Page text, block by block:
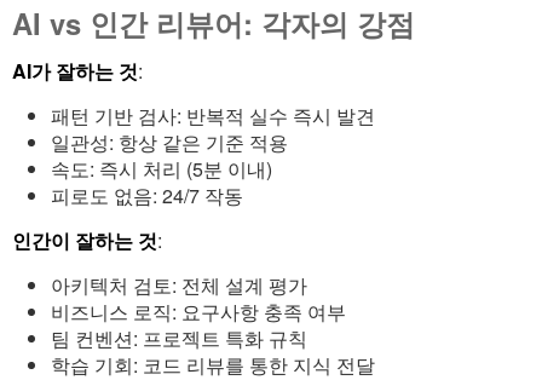
AI vs 인간 리뷰어: 각자의 강점
AI가 잘하는 것:
패턴 기반 검사: 반복적 실수 즉시 발견
일관성: 항상 같은 기준 적용
속도: 즉시 처리 (5분 이내)
피로도 없음: 24/7 작동
인간이 잘하는 것:
아키텍처 검토: 전체 설계 평가
비즈니스 로직: 요구사항 충족 여부
팀 컨벤션: 프로젝트 특화 규칙
학습 기회: 코드 리뷰를 통한 지식 전달